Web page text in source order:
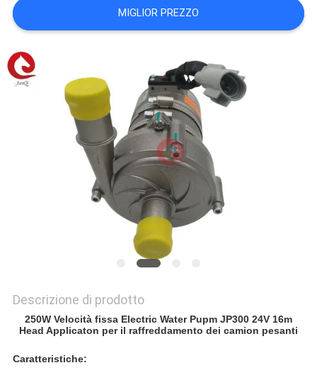
POLITICA
SULLA
PRIVACY
MIGLIOR PREZZO
Descrizione di prodotto
250W Velocità fissa Electric Water Pupm JP300 24V 16m
Head Applicaton per il raffreddamento dei camion pesanti
Caratteristiche: